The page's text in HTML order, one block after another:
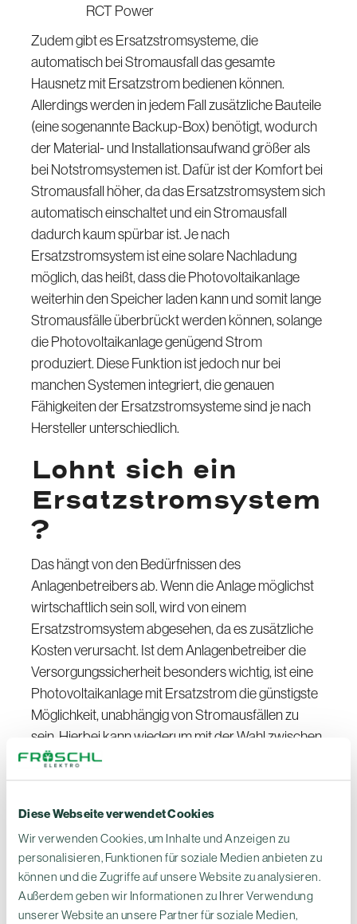
Diese Webseite verwendet Cookies
Wir verwenden Cookies, um Inhalte und Anzeigen zu
personalisieren, Funktionen für soziale Medien anbieten zu
können und die Zugriffe auf unsere Website zu analysieren.
Außerdem geben wir Informationen zu Ihrer Verwendung
unserer Website an unsere Partner für soziale Medien,
RCT Power
Zudem gibt es Ersatzstromsysteme, die
automatisch bei Stromausfall das gesamte
Hausnetz mit Ersatzstrom bedienen können.
Allerdings werden in jedem Fall zusätzliche Bauteile
(eine sogenannte Backup-Box) benötigt, wodurch
der Material- und Installationsaufwand größer als
bei Notstromsystemen ist. Dafür ist der Komfort bei
Stromausfall höher, da das Ersatzstromsystem sich
automatisch einschaltet und ein Stromausfall
dadurch kaum spürbar ist. Je nach
Ersatzstromsystem ist eine solare Nachladung
möglich, das heißt, dass die Photovoltaikanlage
weiterhin den Speicher laden kann und somit lange
Stromausfälle überbrückt werden können, solange
die Photovoltaikanlage genügend Strom
produziert. Diese Funktion ist jedoch nur bei
manchen Systemen integriert, die genauen
Fähigkeiten der Ersatzstromsysteme sind je nach
Hersteller unterschiedlich.
Lohnt sich ein
Ersatzstromsystem
?
Das hängt von den Bedürfnissen des
Anlagenbetreibers ab. Wenn die Anlage möglichst
wirtschaftlich sein soll, wird von einem
Ersatzstromsystem abgesehen, da es zusätzliche
Kosten verursacht. Ist dem Anlagenbetreiber die
Versorgungssicherheit besonders wichtig, ist eine
Photovoltaikanlage mit Ersatzstrom die günstigste
Möglichkeit, unabhängig von Stromausfällen zu
sein. Hierbei kann wiederum mit der Wahl zwischen
Notstrom- und wirklichem Ersatzstromsystem der
Grad an Komfort bei Stromausfall gewählt werden.
Fazit
Es gibt verschiedene Möglichkeiten, sich bei
Stromausfall mit Solarstrom zu versorgen. Die Wahl
eines Ersatzstromsystems hängt dabei von den
Bedürfnissen des Anlagenbetreibers ab. Bei